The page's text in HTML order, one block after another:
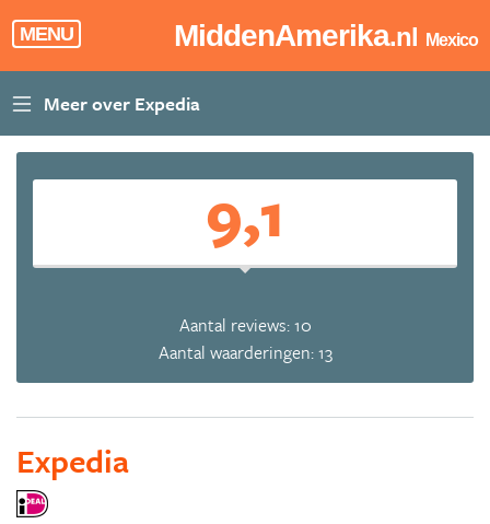
MENU MiddenAmerika.nl Mexico
9,1
Aantal reviews: 10
Aantal waarderingen: 13
Expedia